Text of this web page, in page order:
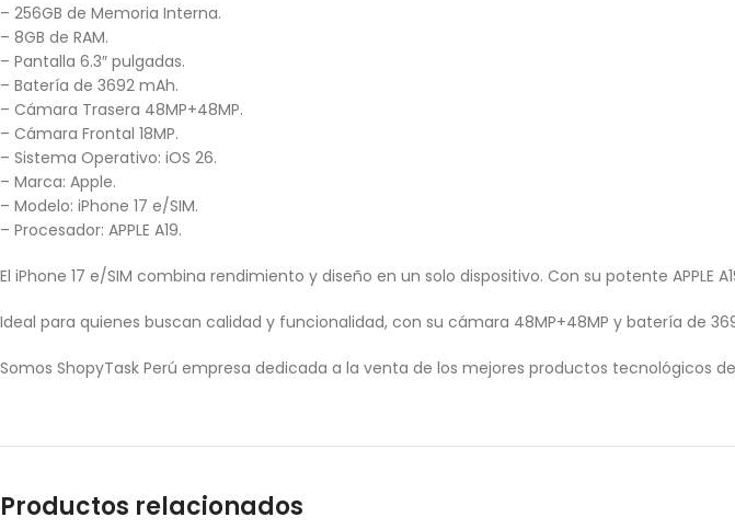
– 256GB de Memoria Interna.
– 8GB de RAM.
– Pantalla 6.3″ pulgadas.
– Batería de 3692 mAh.
– Cámara Trasera 48MP+48MP.
– Cámara Frontal 18MP.
– Sistema Operativo: iOS 26.
– Marca: Apple.
– Modelo: iPhone 17 e/SIM.
– Procesador: APPLE A19.
El iPhone 17 e/SIM combina rendimiento y diseño en un solo dispositivo. Con su potente APPLE
Ideal para quienes buscan calidad y funcionalidad, con su cámara 48MP+48MP y batería de
Somos ShopyTask Perú empresa dedicada a la venta de los mejores productos tecnológicos
Productos relacionados